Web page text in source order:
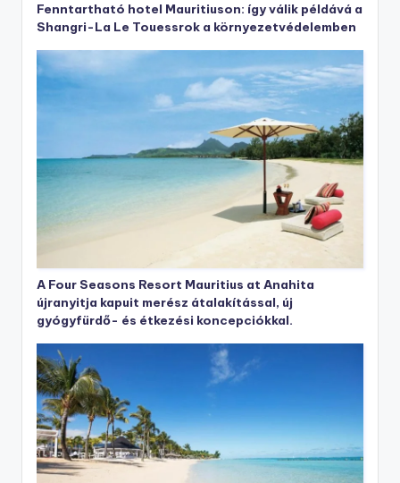
Fenntartható hotel Mauritiuson: így válik példává a
Shangri-La Le Touessrok a környezetvédelemben
A Four Seasons Resort Mauritius at Anahita
újranyitja kapuit merész átalakítással, új
gyógyfürdő- és étkezési koncepciókkal.